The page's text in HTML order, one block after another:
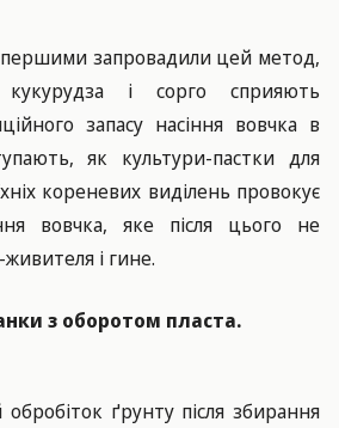
першими запровадили цей метод,
і сорго сприяють
запасу насіння вовчка в
як культури-пастки для
кореневих виділень провокує
вовчка, яке після цього не
і гине.
з оборотом пласта.
обробіток ґрунту після збирання